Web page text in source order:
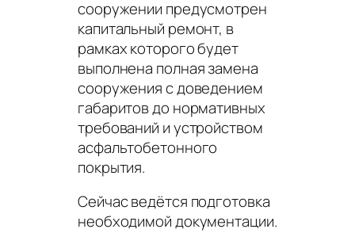
сооружении предусмотрен
капитальный ремонт, в
рамках которого будет
выполнена полная замена
сооружения с доведением
габаритов до нормативных
требований и устройством
асфальтобетонного
покрытия.
Сейчас ведётся подготовка
необходимой документации.